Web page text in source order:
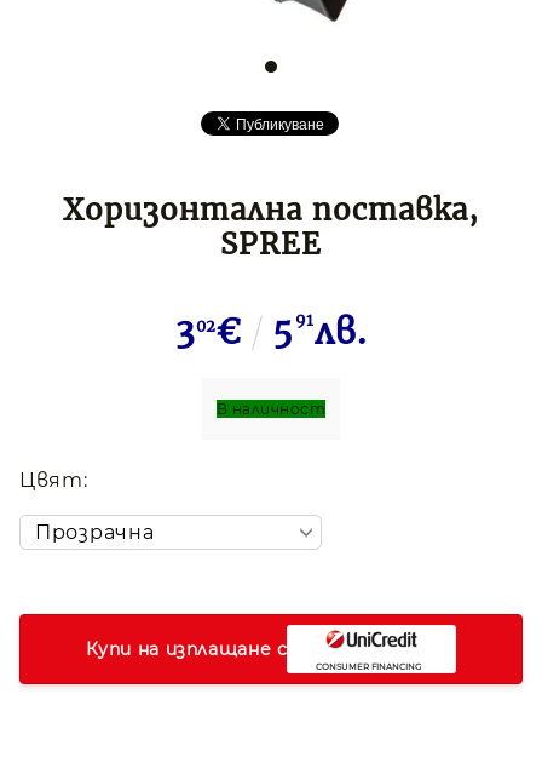
Хоризонтална поставка,
SPREE
302€ 5 91лв.
В наличност
Цвят:
Купи на изплащане с